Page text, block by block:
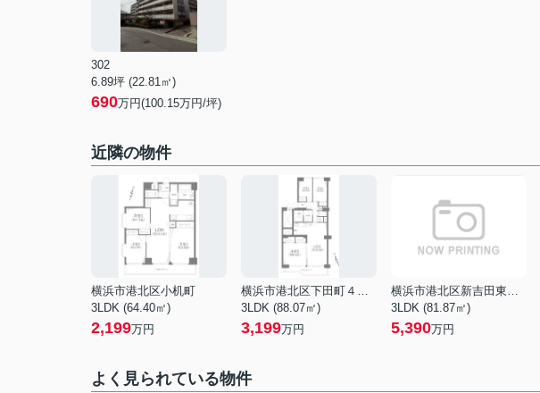
302
6.89坪 (22.81㎡)
690万円(100.15万円/坪)
近隣の物件
横浜市港北区小机町
3LDK (64.40㎡)
2,199万円
横浜市港北区下田町４丁目
3LDK (88.07㎡)
3,199万円
横浜市港北区新吉田東８丁目
3LDK (81.87㎡)
5,390万円
よく見られている物件